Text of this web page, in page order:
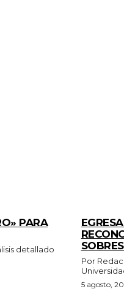
PARA
Por
5 agosto,